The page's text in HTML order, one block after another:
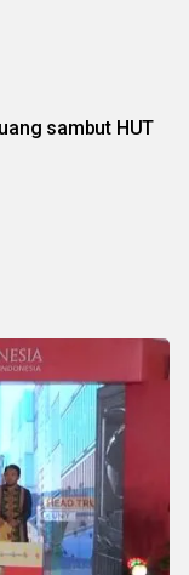
sambut HUT